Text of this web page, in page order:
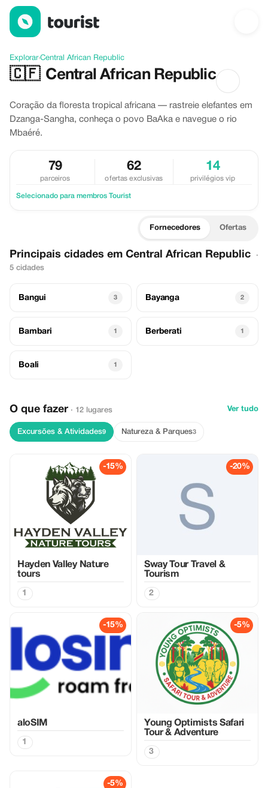
Descubra Central African Republic
Explorar›Central African Republic
🇨🇫 Central African Republic
Coração da floresta tropical africana — rastreie elefantes em
Dzanga-Sangha, conheça o povo BaAka e navegue o rio
Mbaéré.
79
parceiros
62
ofertas exclusivas
14
privilégios vip
Selecionado para membros Tourist
Fornecedores Ofertas
Principais cidades em Central African Republic
·
5 cidades
Bangui 3 Bayanga 2
Bambari 1 Berberati 1
Boali 1
O que fazer · 12 lugares Ver tudo
Excursões & Atividades9 Natureza & Parques3
-15%
Hayden Valley Nature
tours
1
-20%
Sway Tour Travel &
Tourism
2
-15%
aloSIM
1
-5%
Young Optimists Safari
Tour & Adventure
3
-5%